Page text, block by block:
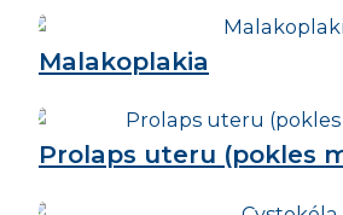
Malakoplakia
Prolaps uteru (pokles